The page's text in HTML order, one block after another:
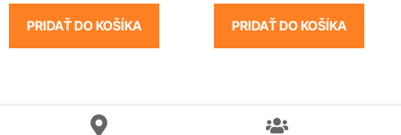
PRIDAŤ DO KOŠÍKA PRIDAŤ DO KOŠÍKA